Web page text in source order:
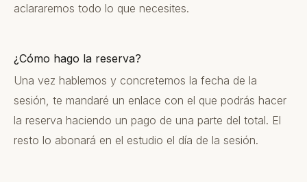
aclararemos todo lo que necesites.
¿Cómo hago la reserva?
Una vez hablemos y concretemos la fecha de la
sesión, te mandaré un enlace con el que podrás hacer
la reserva haciendo un pago de una parte del total. El
resto lo abonará en el estudio el día de la sesión.